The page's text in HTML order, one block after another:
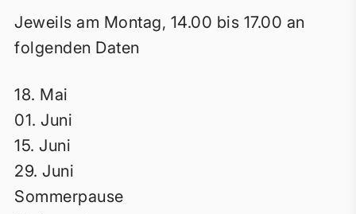
Jeweils am Montag, 14.00 bis 17.00 an
folgenden Daten
18. Mai
01. Juni
15. Juni
29. Juni
Sommerpause